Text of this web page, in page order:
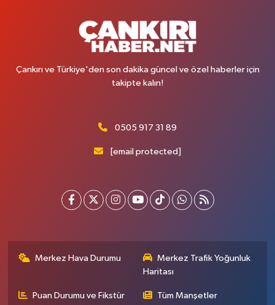
Çankırı ve Türkiye'den son dakika güncel ve özel haberler için
takipte kalın!
0505 917 31 89
[email protected]
Merkez Hava Durumu
Merkez Trafik Yoğunluk
Haritası
Puan Durumu ve Fikstür Tüm Manşetler